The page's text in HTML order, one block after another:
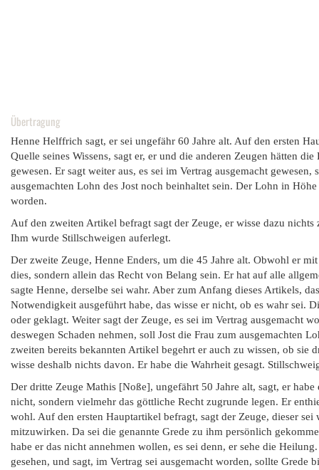
Übertragung
Henne Helffrich sagt, er sei ungefähr 60 Jahre alt. Auf den ersten
Quelle seines Wissens, sagt er, er und die anderen Zeugen hätten
gewesen. Er sagt weiter aus, es sei im Vertrag ausgemacht
ausgemachten Lohn des Jost noch beinhaltet sein. Der Lohn in
worden.
Auf den zweiten Artikel befragt sagt der Zeuge, er wisse dazu
Ihm wurde Stillschweigen auferlegt.
Der zweite Zeuge, Henne Enders, um die 45 Jahre alt. Obwohl er
dies, sondern allein das Recht von Belang sein. Er hat auf alle
sagte Henne, derselbe sei wahr. Aber zum Anfang dieses Artikels,
Notwendigkeit ausgeführt habe, das wisse er nicht, ob es wahr sei.
oder geklagt. Weiter sagt der Zeuge, es sei im Vertrag ausgemacht
deswegen Schaden nehmen, soll Jost die Frau zum ausgemachten
zweiten bereits bekannten Artikel begehrt er auch zu wissen, ob sie
wisse deshalb nichts davon. Er habe die Wahrheit gesagt.
Der dritte Zeuge Mathis [Noße], ungefährt 50 Jahre alt, sagt, er
nicht, sondern vielmehr das göttliche Recht zugrunde legen. Er
wohl. Auf den ersten Hauptartikel befragt, sagt der Zeuge, dieser
mitzuwirken. Da sei die genannte Grede zu ihm persönlich
habe er das nicht annehmen wollen, es sei denn, er sehe die
gesehen, und sagt, im Vertrag sei ausgemacht worden, sollte